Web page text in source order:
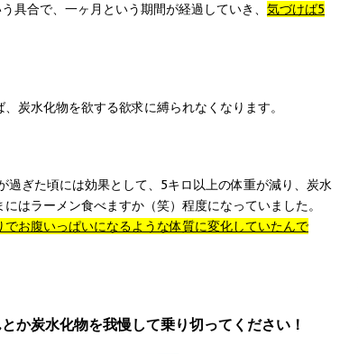
具合で、一ヶ月という期間が経過していき、 気づけば5
炭水化物を欲する欲求に縛られなくなります。
ぎた頃には効果として、5キロ以上の体重が減り、炭水
はラーメン食べますか（笑）程度になっていました。
お腹いっぱいになるような体質に変化していたんで
か炭水化物を我慢して乗り切ってください！